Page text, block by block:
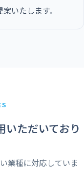
いたします。
いただいており
業種に対応していま